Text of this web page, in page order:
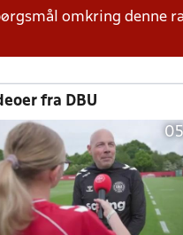
omkring denne
fra DBU